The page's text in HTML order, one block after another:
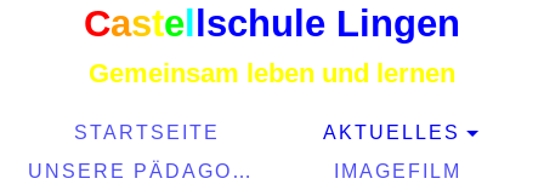
Castel schule Lingen
Gemeinsam leben und lernen
STARTSEITE
AKTUELLES
UNSERE PÄDAGOGIK
IMAGEFILM